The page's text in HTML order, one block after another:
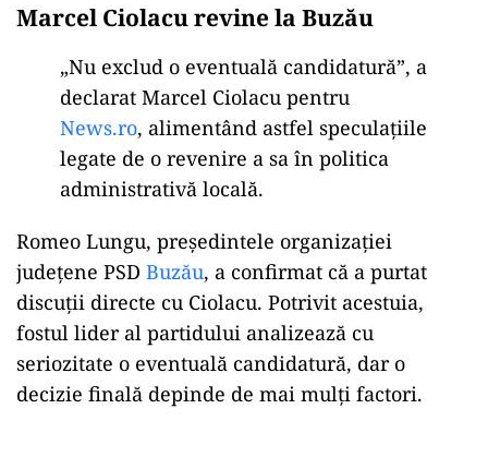
Marcel Ciolacu revine la Buzău
„Nu exclud o eventuală candidatură”, a
declarat Marcel Ciolacu pentru
News.ro, alimentând astfel speculaţiile
legate de o revenire a sa în politica
administrativă locală.
Romeo Lungu, preşedintele organizaţiei
judeţene PSD Buzău, a confirmat că a purtat
discuţii directe cu Ciolacu. Potrivit acestuia,
fostul lider al partidului analizează cu
seriozitate o eventuală candidatură, dar o
decizie finală depinde de mai mulţi factori.